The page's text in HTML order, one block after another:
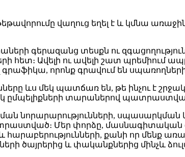
վաղուց եղել է և կմնա
գերազանց տեսքն ու
հետ։ Ավելի ու ավելի շատ պրեմիում
որոնք գրավում են սպառողների
ևս մեկ պատճառ են, թե ինչու է
ըմպելիքների տարաներով
նորարարությունների, սպասարկման
Մեր փորձը, մասնագիտական
քանի որ մենք
ծայրերից և փականքներից մինչև